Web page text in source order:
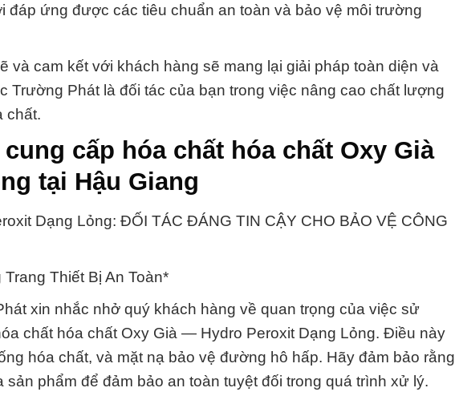
đáp ứng được các tiêu chuẩn an toàn và bảo vệ môi trường
và cam kết với khách hàng sẽ mang lại giải pháp toàn diện và
Trường Phát là đối tác của bạn trong việc nâng cao chất lượng
chất.
cấp hóa chất hóa chất Oxy Già
tại Hậu Giang
Dạng Lỏng: ĐỐI TÁC ĐÁNG TIN CẬY CHO BẢO VỆ CÔNG
Thiết Bị An Toàn*
xin nhắc nhở quý khách hàng về quan trọng của việc sử
chất hóa chất Oxy Già — Hydro Peroxit Dạng Lỏng. Điều này
hóa chất, và mặt nạ bảo vệ đường hô hấp. Hãy đảm bảo rằng
phẩm để đảm bảo an toàn tuyệt đối trong quá trình xử lý.